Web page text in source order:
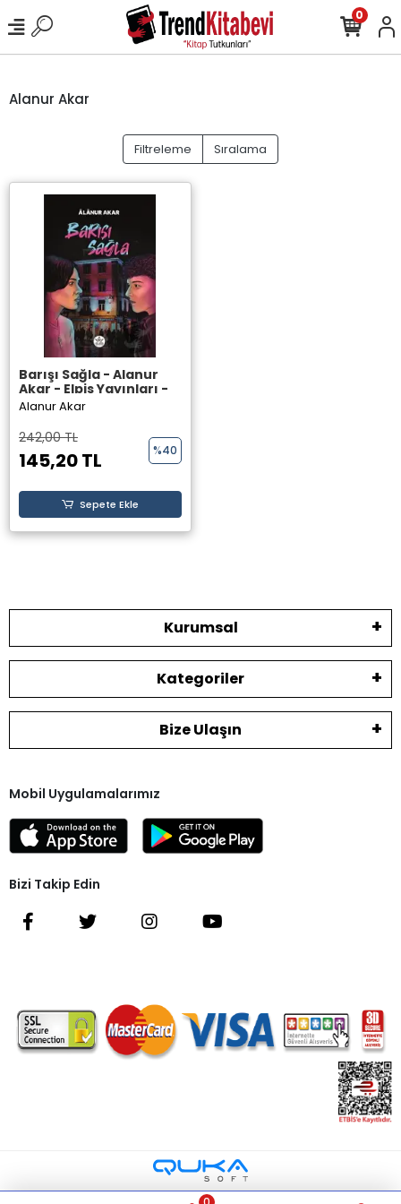
0
Alanur Akar
Filtreleme Sıralama
Barışı Sağla - Alanur
Akar - Elpis Yayınları -
Alanur Akar
242,00 TL
145,20 TL %40
Sepete Ekle
Kurumsal
Kategoriler
Bize Ulaşın
Mobil Uygulamalarımız
Bizi Takip Edin